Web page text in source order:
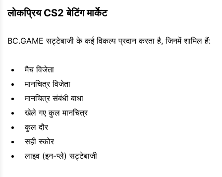
लोकप्रिय CS2 बेटिंग मार्केट
BC.GAME सट्टेबाजी के कई विकल्प प्रदान करता है, जिनमें शामिल हैं:
मैच विजेता
मानचित्र विजेता
मानचित्र संबंधी बाधा
खेले गए कुल मानचित्र
कुल दौर
सही स्कोर
लाइव (इन-प्ले) सट्टेबाजी